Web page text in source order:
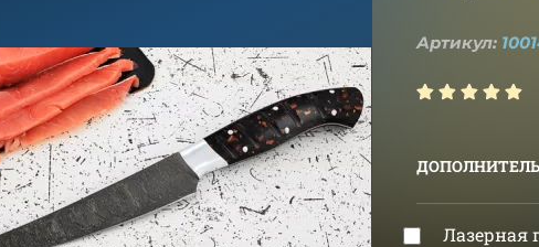
Артикул:
Лазерная